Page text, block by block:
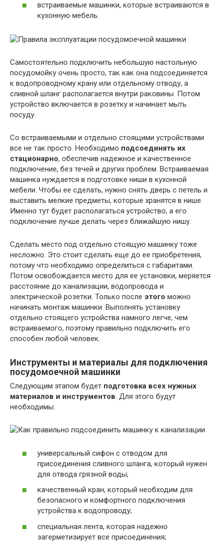
встраиваемые машинки, которые встраиваются в
кухонную мебель.
Самостоятельно подключить небольшую настольную
посудомойку очень просто, так как она подсоединяется
к водопроводному крану или отдельному отводу, а
сливной шланг располагается внутри раковины. Потом
устройство включается в розетку и начинает мыть
посуду.
Со встраиваемыми и отдельно стоящими устройствами
все не так просто. Необходимо подсоединять их
стационарно, обеспечив надежное и качественное
подключение, без течей и других проблем. Встраиваемая
машинка нуждается в подготовке ниши в кухонной
мебели. Чтобы ее сделать, нужно снять дверь с петель и
выставить мелкие предметы, которые хранятся в нише.
Именно тут будет располагаться устройство, а его
подключение лучше делать через ближайшую нишу.
Сделать место под отдельно стоящую машинку тоже
несложно. Это стоит сделать еще до ее приобретения,
потому что необходимо определиться с габаритами.
Потом освобождается место для ее установки, меряется
расстояние до канализации, водопровода и
электрической розетки. Только после этого можно
начинать монтаж машинки. Выполнять установку
отдельно стоящего устройства намного легче, чем
встраиваемого, поэтому правильно подключить его
способен любой человек.
Инструменты и материалы для подключения
посудомоечной машинки
Следующим этапом будет подготовка всех нужных
материалов и инструментов. Для этого будут
необходимы:
универсальный сифон с отводом для
присоединения сливного шланга, который нужен
для отвода грязной воды;
качественный кран, который необходим для
безопасного и комфортного подключения
устройства к водопроводу;
специальная лента, которая надежно
загерметизирует все присоединения;